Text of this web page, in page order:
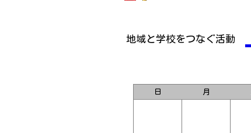
【時間割/5年2組 】
【時間割/5年2組 】
地域と学校をつなぐ活動
日 月